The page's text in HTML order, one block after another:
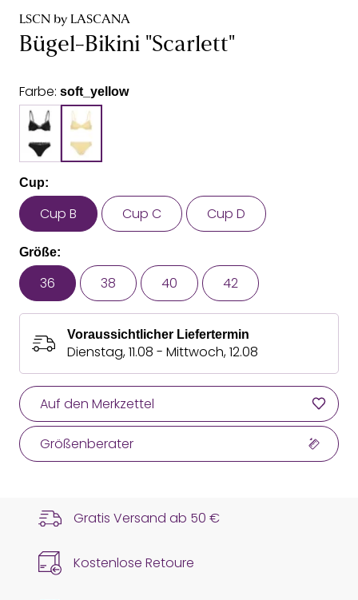
LSCN by LASCANA
Bügel-Bikini "Scarlett"
Farbe: soft_yellow
Cup:
Cup B Cup C Cup D
Größe:
36 38 40 42
Voraussichtlicher Liefertermin
Dienstag, 11.08 - Mittwoch, 12.08
Auf den Merkzettel
Größenberater
Gratis Versand ab 50 €
Kostenlose Retoure